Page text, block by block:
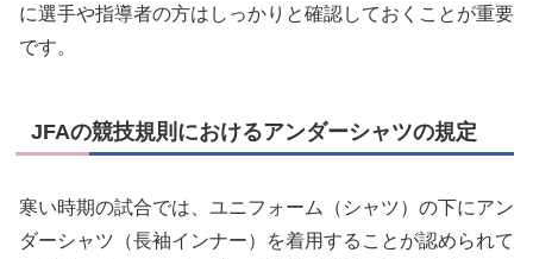
に選手や指導者の方はしっかりと確認しておくことが重要
です。
JFAの競技規則におけるアンダーシャツの規定
寒い時期の試合では、ユニフォーム（シャツ）の下にアン
ダーシャツ（長袖インナー）を着用することが認められて